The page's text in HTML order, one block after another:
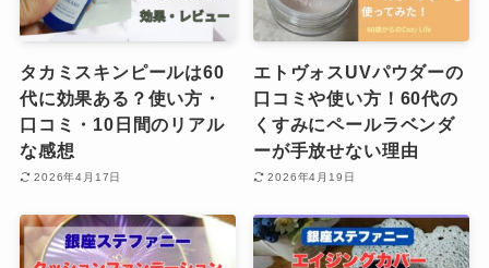
タカミスキンピールは60
代に効果ある？使い方・
口コミ・10日間のリアル
な感想
2026年4月17日
エトヴォスUVパウダーの
口コミや使い方！60代の
くすみにペールラベンダ
ーが手放せない理由
2026年4月19日